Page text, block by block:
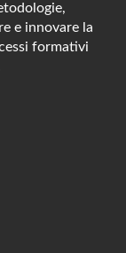
e innovare la
formativi